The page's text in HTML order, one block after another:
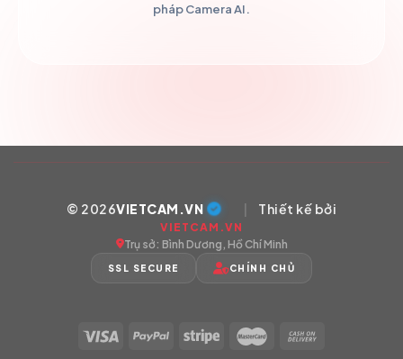
pháp Camera AI.
© 2026VIETCAM.VN | Thiết kế bởi
VIETCAM.VN
Trụ sở: Bình Dương, Hồ Chí Minh
SSL SECURE CHÍNH CHỦ